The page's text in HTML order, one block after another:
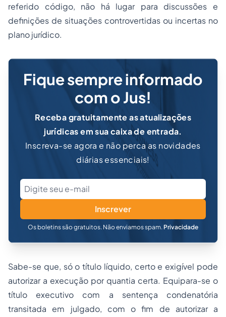
referido código, não há lugar para discussões e
definições de situações controvertidas ou incertas no
plano jurídico.
Fique sempre informado
com o Jus!
Receba gratuitamente as atualizações
jurídicas em sua caixa de entrada.
Inscreva-se agora e não perca as novidades
diárias essenciais!
Inscrever
Os boletins são gratuitos. Não enviamos spam. Privacidade
Sabe-se que, só o título líquido, certo e exigível pode
autorizar a execução por quantia certa. Equipara-se o
título executivo com a sentença condenatória
transitada em julgado, com o fim de autorizar a